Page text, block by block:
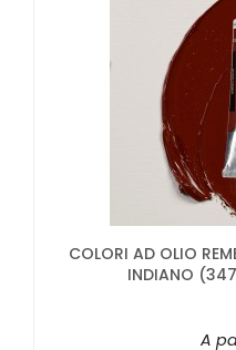
COLORI AD OLIO
INDIANO
A